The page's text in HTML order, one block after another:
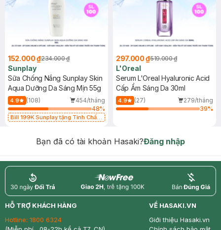
152.000 ₫234.000 ₫
Sunplay
Sữa Chống Nắng Sunplay Skin
Aqua Dưỡng Da Sáng Mịn 55g
4.9 (108)
454/tháng
48%
Bill 199K Sunplay tặng Tinh Chất
297.000 ₫519.000 ₫
L'Oreal
Serum L'Oreal Hyaluronic Acid
Cấp Ẩm Sáng Da 30ml
4.9 (27)
279/tháng
39%
Bạn đã có tài khoản Hasaki?Đăng nhập
return nowfree price
HỖ TRỢ KHÁCH HÀNG
Hotline: 1800 6324
VỀ HASAKI.VN
Giới thiệu Hasaki.vn